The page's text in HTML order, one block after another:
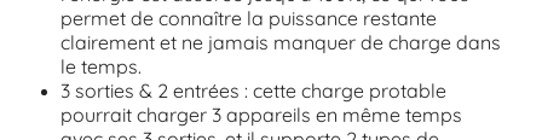
permet de connaître la puissance restante
clairement et ne jamais manquer de charge dans
le temps.
3 sorties & 2 entrées : cette charge protable
pourrait charger 3 appareils en même temps